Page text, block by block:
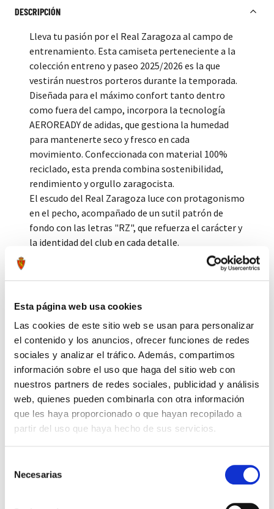
Esta página web usa cookies
Las cookies de este sitio web se usan para personalizar
el contenido y los anuncios, ofrecer funciones de redes
sociales y analizar el tráfico. Además, compartimos
información sobre el uso que haga del sitio web con
nuestros partners de redes sociales, publicidad y análisis
web, quienes pueden combinarla con otra información
que les haya proporcionado o que hayan recopilado a
partir del uso que haya hecho de sus servicios.
Necesarias
DESCRIPCIÓN
Lleva tu pasión por el Real Zaragoza al campo de
entrenamiento. Esta camiseta perteneciente a la
colección entreno y paseo 2025/2026 es la que
vestirán nuestros porteros durante la temporada.
Diseñada para el máximo confort tanto dentro
como fuera del campo, incorpora la tecnología
AEROREADY de adidas, que gestiona la humedad
para mantenerte seco y fresco en cada
movimiento. Confeccionada con material 100%
reciclado, esta prenda combina sostenibilidad,
rendimiento y orgullo zaragocista.
El escudo del Real Zaragoza luce con protagonismo
en el pecho, acompañado de un sutil patrón de
fondo con las letras "RZ", que refuerza el carácter y
la identidad del club en cada detalle.
Compartir por Whatsapp
Press to skip carousel
PRODUCTOS RELACIONADOS